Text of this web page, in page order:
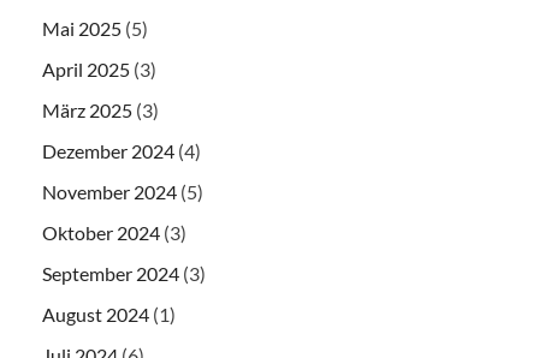
Mai 2025 (5)
April 2025 (3)
März 2025 (3)
Dezember 2024 (4)
November 2024 (5)
Oktober 2024 (3)
September 2024 (3)
August 2024 (1)